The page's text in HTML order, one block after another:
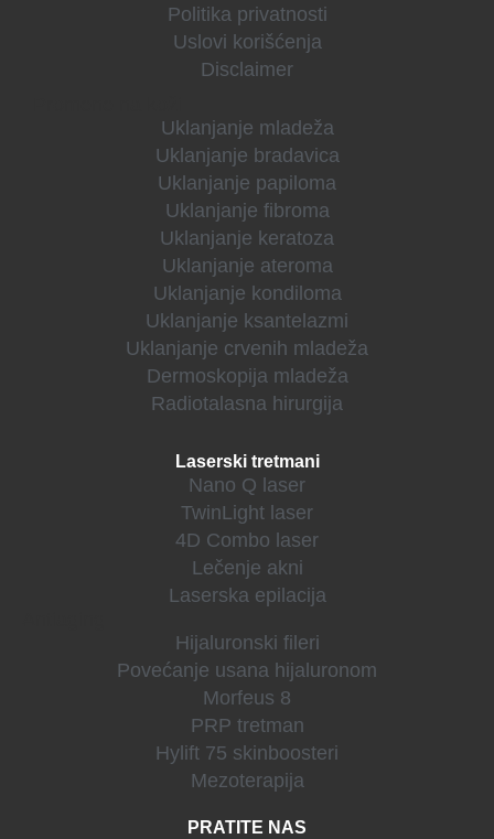
Politika privatnosti
Uslovi korišćenja
Disclaimer
Uklanjanje mladeža
Uklanjanje bradavica
Uklanjanje papiloma
Uklanjanje fibroma
Uklanjanje keratoza
Uklanjanje ateroma
Uklanjanje kondiloma
Uklanjanje ksantelazmi
Uklanjanje crvenih mladeža
Dermoskopija mladeža
Radiotalasna hirurgija
Laserski tretmani
Nano Q laser
TwinLight laser
4D Combo laser
Lečenje akni
Laserska epilacija
Hijaluronski fileri
Povećanje usana hijaluronom
Morfeus 8
PRP tretman
Hylift 75 skinboosteri
Mezoterapija
PRATITE NAS